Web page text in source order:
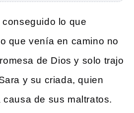
lo que
que venía en camino no
de Dios y solo trajo
y su criada, quien
de sus maltratos.